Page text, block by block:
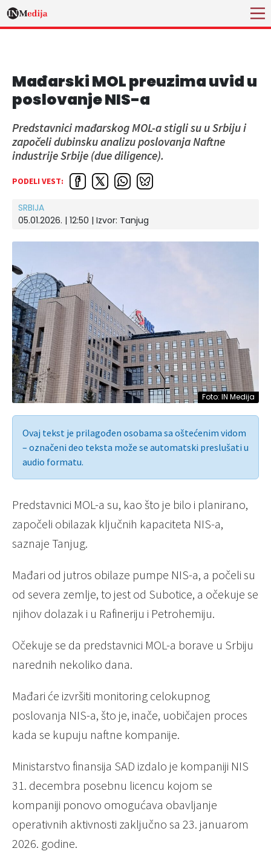
Mađarski MOL preuzima uvid u
poslovanje NIS-a
Predstavnici mađarskog MOL-a stigli su u Srbiju i
započeli dubinsku analizu poslovanja Naftne
industrije Srbije (due diligence).
PODELI VEST:
SRBIJA
05.01.2026. | 12:50 | Izvor: Tanjug
Foto: IN Medija
Ovaj tekst je prilagođen osobama sa oštećenim vidom
– označeni deo teksta može se automatski preslušati u
audio formatu.
Predstavnici MOL-a su, kao što je bilo i planirano,
započeli obilazak ključnih kapaciteta NIS-a,
saznaje Tanjug.
Mađari od jutros obilaze pumpe NIS-a, a počeli su
od severa zemlje, to jest od Subotice, a očekuje se
njihov dolazak i u Rafineriju i Petrohemiju.
Očekuje se da predstavnici MOL-a borave u Srbiju
narednih nekoliko dana.
Mađari će izvršiti monitoring celokupnog
poslovanja NIS-a, što je, inače, uobičajen proces
kada se kupuju naftne kompanije.
Ministarstvo finansija SAD izdalo je kompaniji NIS
31. decembra posebnu licencu kojom se
kompaniji ponovo omogućava obavljanje
operativnih aktivnosti zaključno sa 23. januarom
2026. godine.